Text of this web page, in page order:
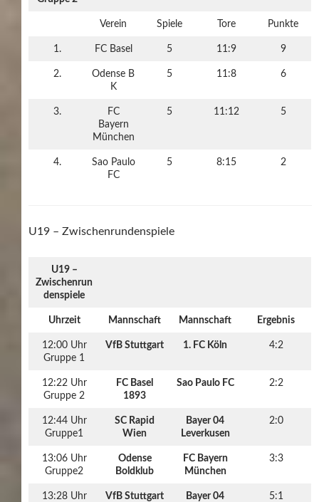
Verein Spiele Tore Punkte
1. FC Basel 5 11:9 9
2.
Odense B
K
5 11:8 6
3.
FC
Bayern
München
5 11:12 5
4.
Sao Paulo
FC
5 8:15 2
U19 – Zwischenrundenspiele
U19 –
Zwischenrun
denspiele
Uhrzeit Mannschaft Mannschaft Ergebnis
12:00 Uhr
Gruppe 1
VfB Stuttgart 1. FC Köln 4:2
12:22 Uhr
Gruppe 2
FC Basel
1893
Sao Paulo FC 2:2
12:44 Uhr
Gruppe1
SC Rapid
Wien
Bayer 04
Leverkusen
2:0
13:06 Uhr
Gruppe2
Odense
Boldklub
FC Bayern
München
3:3
13:28 Uhr
VfB Stuttgart
Bayer 04
5:1